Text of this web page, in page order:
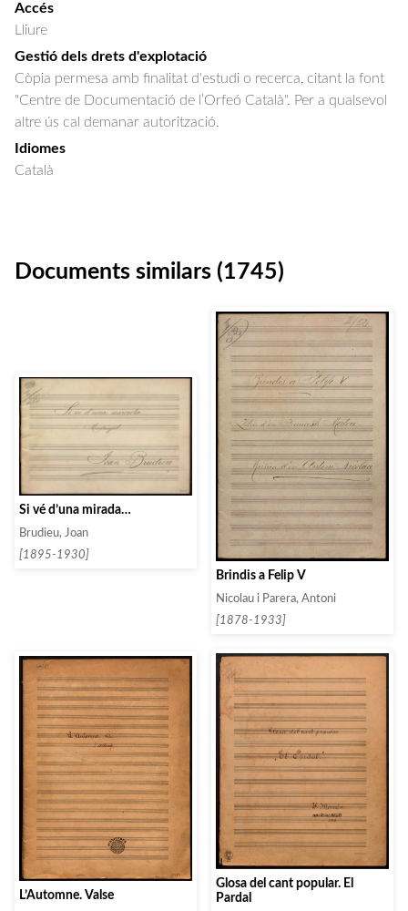
Accés
Lliure
Gestió dels drets d'explotació
Còpia permesa amb finalitat d'estudi o recerca, citant la font
"Centre de Documentació de l’Orfeó Català". Per a qualsevol
altre ús cal demanar autorització.
Idiomes
Català
Documents similars (1745)
Si vé d’una mirada…
Brudieu, Joan
[1895-1930]
Brindis a Felip V
Nicolau i Parera, Antoni
[1878-1933]
L’Automne. Valse
Glosa del cant popular. El
Pardal